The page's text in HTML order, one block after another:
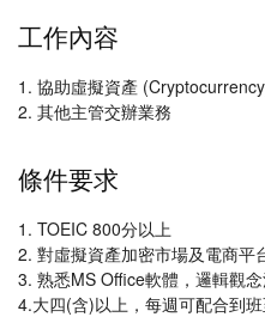
工作內容
1. 協助虛擬資產
2. 其他主管交辦業務
條件要求
1. TOEIC 800分以上
2. 對虛擬資產加密市場及電商平
3. 熟悉MS Office軟體，邏輯觀
4.大四(含)以上，每週可配合到